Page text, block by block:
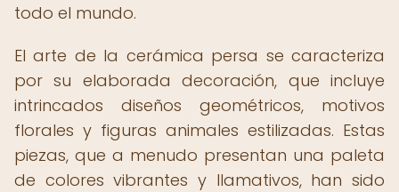
todo el mundo.
El arte de la cerámica persa se caracteriza
por su elaborada decoración, que incluye
intrincados diseños geométricos, motivos
florales y figuras animales estilizadas. Estas
piezas, que a menudo presentan una paleta
de colores vibrantes y llamativos, han sido